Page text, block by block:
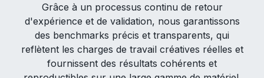
Grâce à un processus continu de retour
d'expérience et de validation, nous garantissons
des benchmarks précis et transparents, qui
reflètent les charges de travail créatives réelles et
fournissent des résultats cohérents et